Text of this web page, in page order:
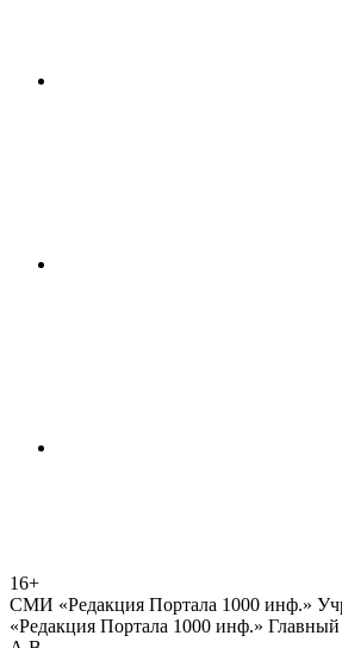
16+
СМИ «Редакция Портала 1000 инф.»
«Редакция Портала 1000 инф.»